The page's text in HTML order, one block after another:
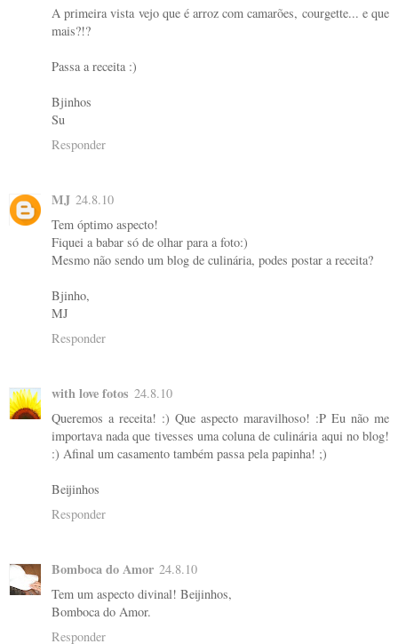
A primeira vista vejo que é arroz com camarões, courgette... e que
mais?!?
Passa a receita :)
Bjinhos
Su
Responder
MJ 24.8.10
Tem óptimo aspecto!
Fiquei a babar só de olhar para a foto:)
Mesmo não sendo um blog de culinária, podes postar a receita?
Bjinho,
MJ
Responder
with love fotos 24.8.10
Queremos a receita! :) Que aspecto maravilhoso! :P Eu não me
importava nada que tivesses uma coluna de culinária aqui no blog!
:) Afinal um casamento também passa pela papinha! ;)
Beijinhos
Responder
Bomboca do Amor 24.8.10
Tem um aspecto divinal! Beijinhos,
Bomboca do Amor.
Responder